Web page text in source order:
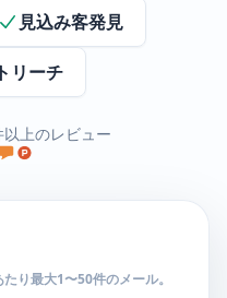
見込み客発見
リーチ
上のレビュー
り最大1〜50件のメール。